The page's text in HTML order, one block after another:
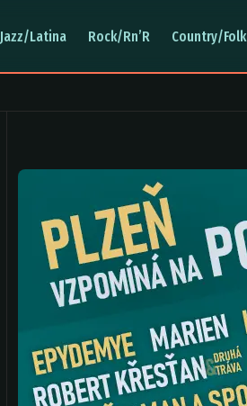
Jazz/Latina Rock/Rn’R Country/Folk